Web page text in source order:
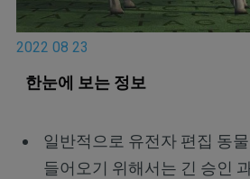
2022 08 23
한눈에 보는 정보
일반적으로 유전자 편집 동
들어오기 위해서는 긴 승인